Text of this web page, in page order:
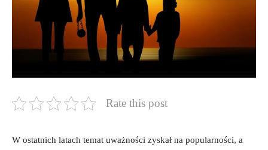
Rate this post
W ostatnich latach temat uważności zyskał na ​popularności, a